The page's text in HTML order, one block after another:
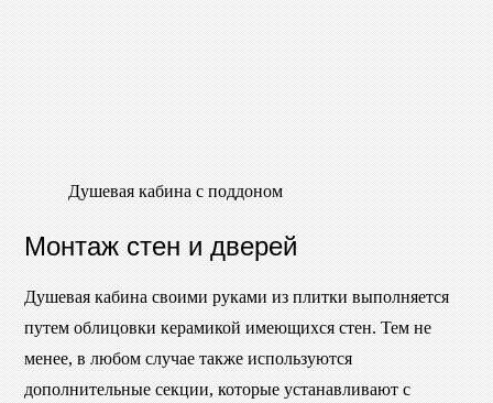
Душевая кабина с поддоном
Монтаж стен и дверей
Душевая кабина своими руками из плитки выполняется
путем облицовки керамикой имеющихся стен. Тем не
менее, в любом случае также используются
дополнительные секции, которые устанавливают с